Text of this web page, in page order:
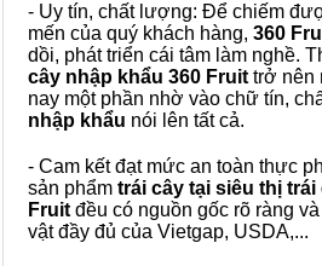
- Uy tín, chất lượng: Để chiếm
mến của quý khách hàng, 360
dồi, phát triển cái tâm làm nghề.
cây nhập khẩu 360 Fruit trở nên
nay một phần nhờ vào chữ tín,
nhập khẩu nói lên tất cả.
- Cam kết đạt mức an toàn thực
sản phẩm trái cây tại siêu thị
Fruit đều có nguồn gốc rõ ràng
vật đầy đủ của Vietgap, USDA,...